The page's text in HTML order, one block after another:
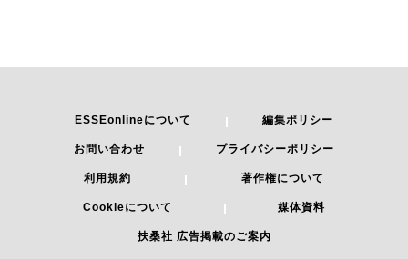
ESSEonlineについて 編集ポリシー
お問い合わせ プライバシーポリシー
利用規約 著作権について
Cookieについて 媒体資料
扶桑社 広告掲載のご案内